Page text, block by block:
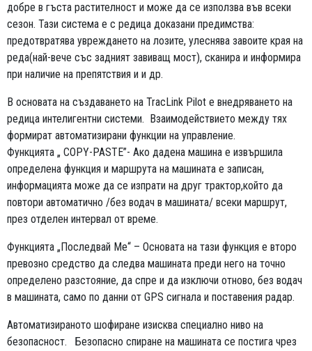
добре в гъста растителност и може да се използва във всеки
сезон. Тази система е с редица доказани предимства:
предотвратява увреждането на лозите, улеснява завоите края на
реда(най-вече със задният завиващ мост), сканира и информира
при наличие на препятствия и и др.
В основата на създаването на TracLink Pilot е внедряването на
редица интелигентни системи. Взаимодействието между тях
формират автоматизирани функции на управление.
Функцията „ COPY-PASTE”- Ако дадена машина е извършила
определена функция и маршрута на машината е записан,
информацията може да се изпрати на друг трактор,който да
повтори автоматично /без водач в машината/ всеки маршрут,
през отделен интервал от време.
Функцията „Последвай Ме“ – Основата на тази функция е второ
превозно средство да следва машината преди него на точно
определено разстояние, да спре и да изключи отново, без водач
в машината, само по данни от GPS сигнала и поставения радар.
Автоматизираното шофиране изисква специално ниво на
безопасност. Безопасно спиране на машината се постига чрез